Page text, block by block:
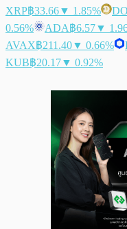
XRP฿33.66▼ 1.85%
0.56%
ADA฿6.57▼
AVAX฿211.40▼ 0.66%
KUB฿20.17▼ 0.92%